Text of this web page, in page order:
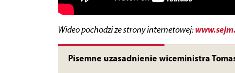
Wideo pochodzi ze strony internetowej:
Pisemne uzasadnienie wiceministra